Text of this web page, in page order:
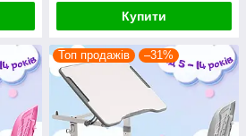
Купити
Топ продажів –31%